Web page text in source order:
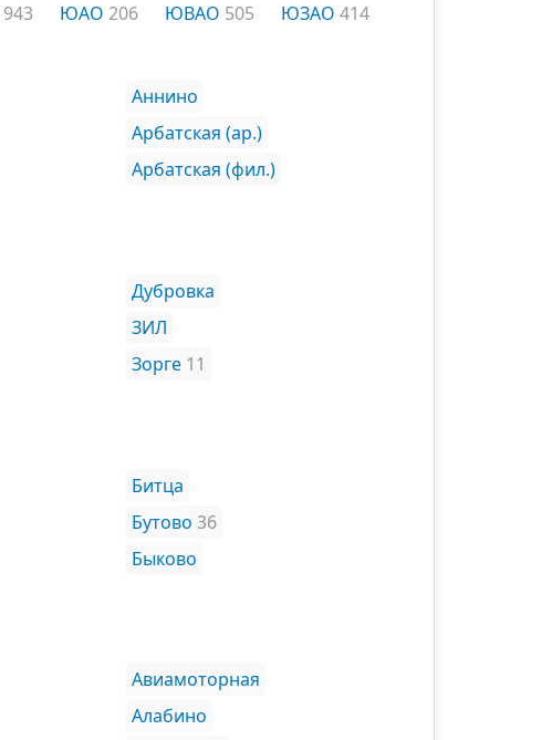
943 ЮАО 206 ЮВАО 505 ЮЗАО 414
Аннино
Арбатская (ар.)
Арбатская (фил.)
Дубровка
ЗИЛ
Зорге 11
Битца
Бутово 36
Быково
Авиамоторная
Алабино